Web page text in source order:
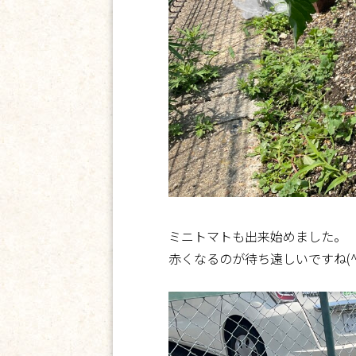
ミニトマトも出来始めました。
赤くなるのが待ち遠しいですね